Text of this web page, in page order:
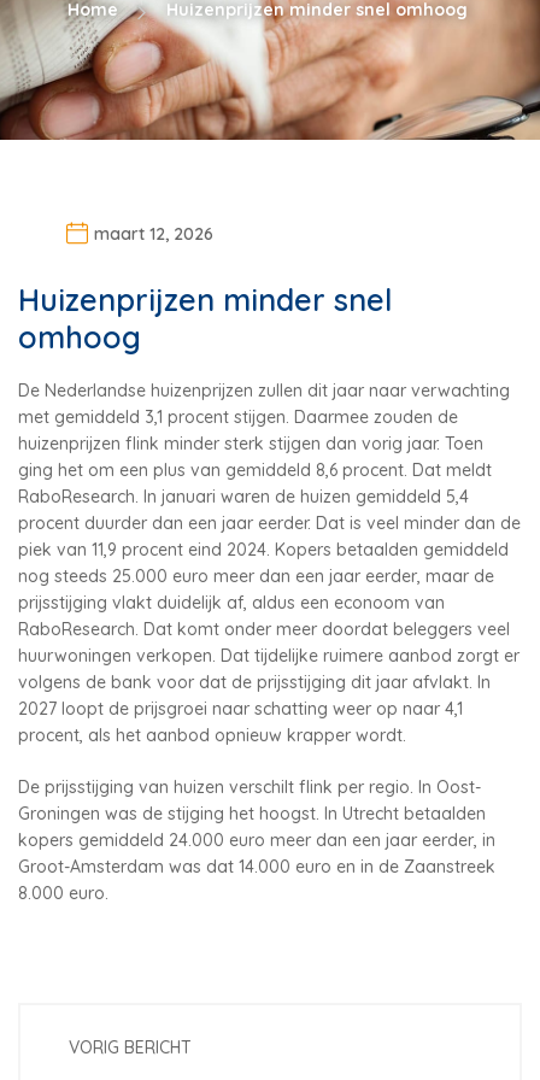
Home Huizenprijzen minder snel omhoog
maart 12, 2026
Huizenprijzen minder snel
omhoog
De Nederlandse huizenprijzen zullen dit jaar naar verwachting
met gemiddeld 3,1 procent stijgen. Daarmee zouden de
huizenprijzen flink minder sterk stijgen dan vorig jaar. Toen
ging het om een plus van gemiddeld 8,6 procent. Dat meldt
RaboResearch. In januari waren de huizen gemiddeld 5,4
procent duurder dan een jaar eerder. Dat is veel minder dan de
piek van 11,9 procent eind 2024. Kopers betaalden gemiddeld
nog steeds 25.000 euro meer dan een jaar eerder, maar de
prijsstijging vlakt duidelijk af, aldus een econoom van
RaboResearch. Dat komt onder meer doordat beleggers veel
huurwoningen verkopen. Dat tijdelijke ruimere aanbod zorgt er
volgens de bank voor dat de prijsstijging dit jaar afvlakt. In
2027 loopt de prijsgroei naar schatting weer op naar 4,1
procent, als het aanbod opnieuw krapper wordt.
De prijsstijging van huizen verschilt flink per regio. In Oost-
Groningen was de stijging het hoogst. In Utrecht betaalden
kopers gemiddeld 24.000 euro meer dan een jaar eerder, in
Groot-Amsterdam was dat 14.000 euro en in de Zaanstreek
8.000 euro.
VORIG BERICHT